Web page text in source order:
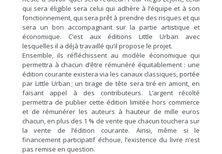
qui sera éligible sera celui qui adhère à l’équipe et à son
fonctionnement, qui sera prêt à prendre des risques et qui
sera un bon accompagnant sur la partie artistique et
économique. C’est aux éditions Little Urban avec
lesquelles il a déjà travaillé qu’il propose le projet.
Ensemble, ils réfléchissent au modèle économique qui
permettra à chacun d’être rémunéré équitablement : une
édition courante existera via les canaux classiques, portée
par Little Urban ; un tirage de tête sera tiré en amont, en
faisant appel à des contributeurs. L’argent récolté
permettra de publier cette édition limitée hors commerce
et de rémunérer les auteurs à hauteur de mille euros
chacun, en plus des 1 % de vente que chacun touchera sur
la vente de l’édition courante. Ainsi, même si le
financement participatif échoue, l’existence du livre n’est
pas remise en question.